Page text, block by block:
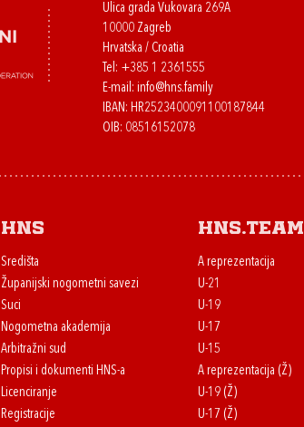
Ulica grada Vukovara 269A
10000 Zagreb
Hrvatska / Croatia
Tel: +385 1 2361555
E-mail: info@hns.family
IBAN: HR2523400091100187844
OIB: 08516152078
HNS
Središta
Županijski nogometni savezi
Suci
Nogometna akademija
Arbitražni sud
Propisi i dokumenti HNS-a
Licenciranje
Registracije
HNS.team
A reprezentacija
U-21
U-19
U-17
U-15
A reprezentacija (Ž)
U-19 (Ž)
U-17 (Ž)